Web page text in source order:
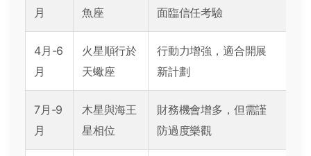
月
魚座
面臨信任考驗
4月-6
月
火星順行於
天蠍座
行動力增強，適合開展
新計劃
7月-9
月
木星與海王
星相位
財務機會增多，但需謹
防過度樂觀